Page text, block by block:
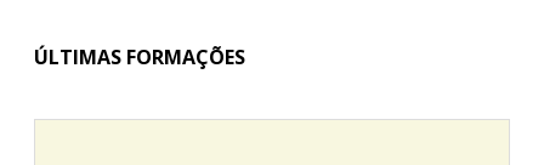
ÚLTIMAS FORMAÇÕES